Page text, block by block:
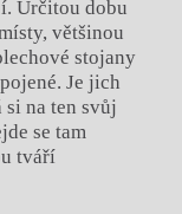
Určitou dobu
většinou
stojany
Je jich
na ten svůj
se tam
tváří